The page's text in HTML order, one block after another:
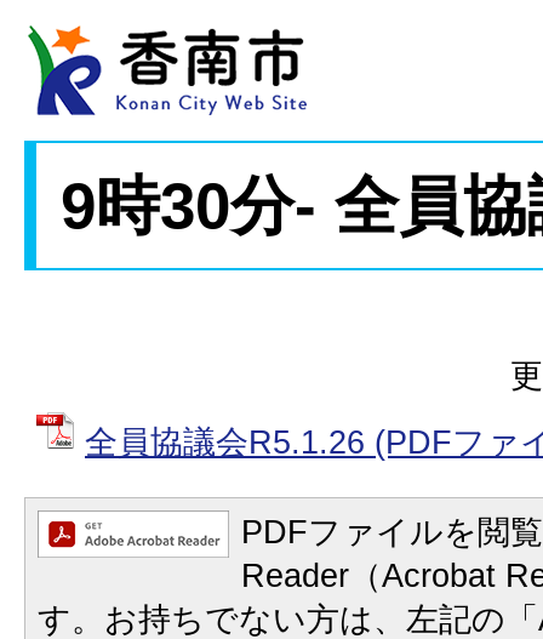
9時30分- 全員
全員協議会R5.1.26 (PDFファ
PDFファイルを閲
Reader（Acrobat
す。お持ちでない方は、左記の